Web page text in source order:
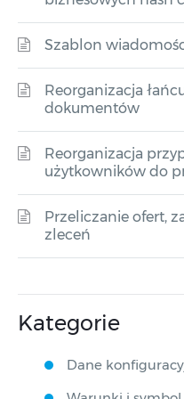
Szablon
Reorganizacja
dokumentów
Reorganizacja
użytkowników do
Przeliczanie ofert,
zleceń
Kategorie
Dane